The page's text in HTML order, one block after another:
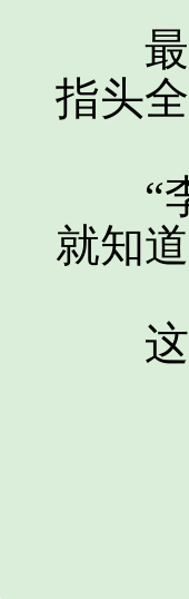
最可
指头
“李
就知
这样